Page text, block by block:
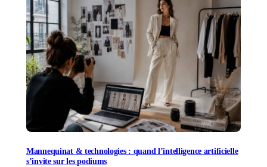
Mannequinat & technologies : quand l’intelligence artificielle
s’invite sur les podiums